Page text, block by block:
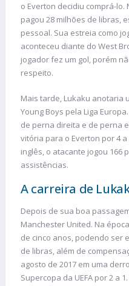
o Everton decidiu comprá-lo.
pagou 28 milhões de libras,
pessoal. Sua estreia como
aconteceu diante do West
jogador fez um gol, porém
respeito.
Mais tarde, Lukaku anotaria
Young Boys pela Liga
de perna direita e de perna
vitória para o Everton por 4
inglês, o atacante jogou 166
assistências.
A carreira de
Depois de sua boa
Manchester United. Na
de cinco anos, podendo ser
de libras, além de
agosto de 2017 em uma
Supercopa da UEFA por 2 a